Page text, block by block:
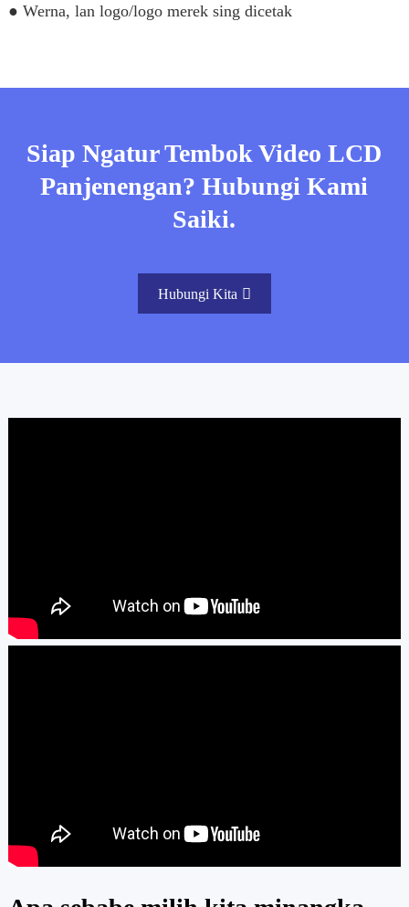
● Werna, lan logo/logo merek sing dicetak
Siap Ngatur Tembok Video LCD
Panjenengan? Hubungi Kami
Saiki.
Hubungi Kita